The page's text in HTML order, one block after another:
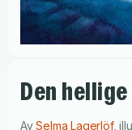
Den
AvSelma Lagerlöf,